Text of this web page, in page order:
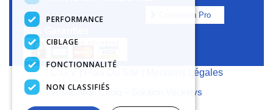
Connexion Pro
Mentions Légales
Réalisation Cubiq
Solution Vackelys
PERFORMANCE
CIBLAGE
FONCTIONNALITÉ
NON CLASSIFIÉS